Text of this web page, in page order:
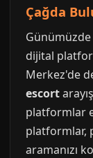
Çağda
dijital
Merkez'de
escort
platformlar
platformlar,
aramanızı